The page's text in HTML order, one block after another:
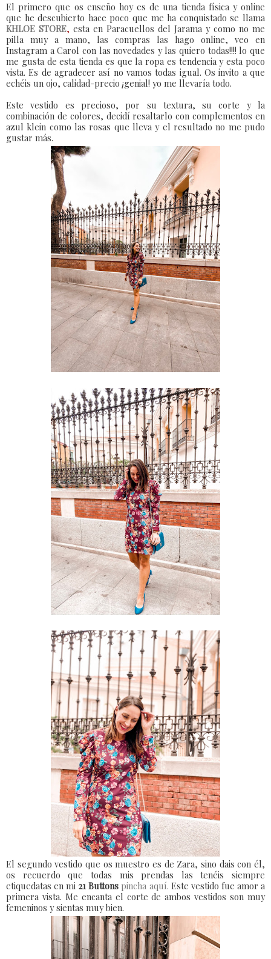
El primero que os enseño hoy es de una tienda física y online
que he descubierto hace poco que me ha conquistado se llama
KHLOE STORE, esta en Paracuellos del Jarama y como no me
pilla muy a mano, las compras las hago online, veo en
Instagram a Carol con las novedades y las quiero todas!!!! lo que
me gusta de esta tienda es que la ropa es tendencia y esta poco
vista. Es de agradecer así no vamos todas igual. Os invito a que
echéis un ojo, calidad-precio ¡genial! yo me llevaría todo.
Este vestido es precioso, por su textura, su corte y la
combinación de colores, decidí resaltarlo con complementos en
azul klein como las rosas que lleva y el resultado no me pudo
gustar más.
El segundo vestido que os muestro es de Zara, sino dais con él,
os recuerdo que todas mis prendas las tenéis siempre
etiquedatas en mi 21 Buttons pincha aquí. Este vestido fue amor a
primera vista. Me encanta el corte de ambos vestidos son muy
femeninos y sientas muy bien.